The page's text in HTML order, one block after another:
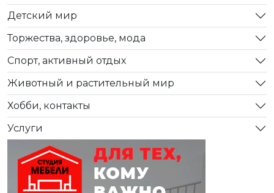
Детский мир
Торжества, здоровье, мода
Спорт, активный отдых
Животный и растительный мир
Хобби, контакты
Услуги